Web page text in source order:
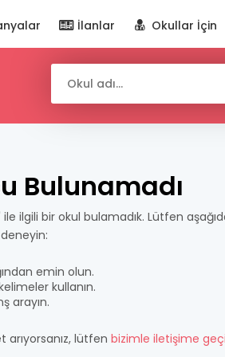
İlanlar Okullar İçin
Bulunamadı
ile ilgili bir okul bulamadık. Lütfen
emin olun.
kullanın.
arayın.
lütfen bizimle iletişime